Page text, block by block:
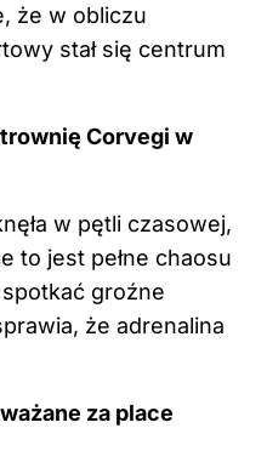
że w obliczu
stał się centrum
Corvegi w
w pętli czasowej,
to jest pełne chaosu
groźne
że adrenalina
za place